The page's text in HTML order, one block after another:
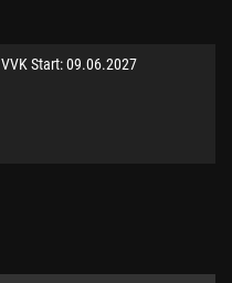
VVK Start: 09.06.2027